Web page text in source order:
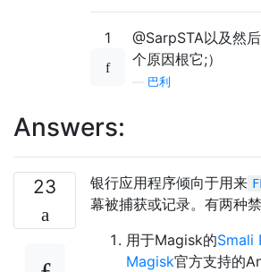
1
@SarpSTA以及然
个原因根它;）
巴利
Answers:
23 银行应用程序倾向于用来
幕被捕获或记录。有两种
用于Magisk的Smali
Magisk官方支持的